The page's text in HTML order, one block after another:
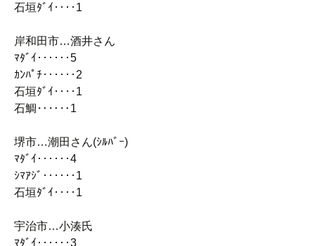
石垣ﾀﾞｲ‥‥1
岸和田市…酒井さん
ﾏﾀﾞｲ‥‥‥5
ｶﾝﾊﾟﾁ‥‥‥2
石垣ﾀﾞｲ‥‥1
石鯛‥‥‥1
堺市…潮田さん(ｼﾙﾊﾞｰ)
ﾏﾀﾞｲ‥‥‥4
ｼﾏｱｼﾞ‥‥‥1
石垣ﾀﾞｲ‥‥1
宇治市…小湊氏
ﾏﾀﾞｲ‥‥‥3